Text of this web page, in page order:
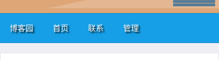
博客园 首页 联系 管理